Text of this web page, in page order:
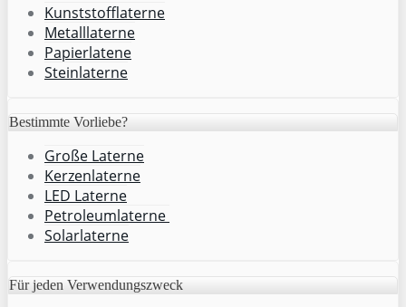
Kunststofflaterne
Metalllaterne
Papierlatene
Steinlaterne
Bestimmte Vorliebe?
Große Laterne
Kerzenlaterne
LED Laterne
Petroleumlaterne
Solarlaterne
Für jeden Verwendungszweck